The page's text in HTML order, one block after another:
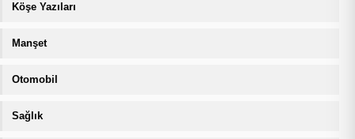
Köşe Yazıları
Manşet
Otomobil
Sağlık